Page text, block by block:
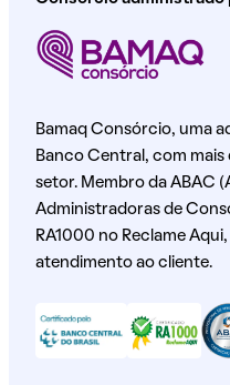
Bamaq Consórcio, uma
Banco Central, com mais
setor. Membro da ABAC
Administradoras de
RA1000 no Reclame
atendimento ao cliente.